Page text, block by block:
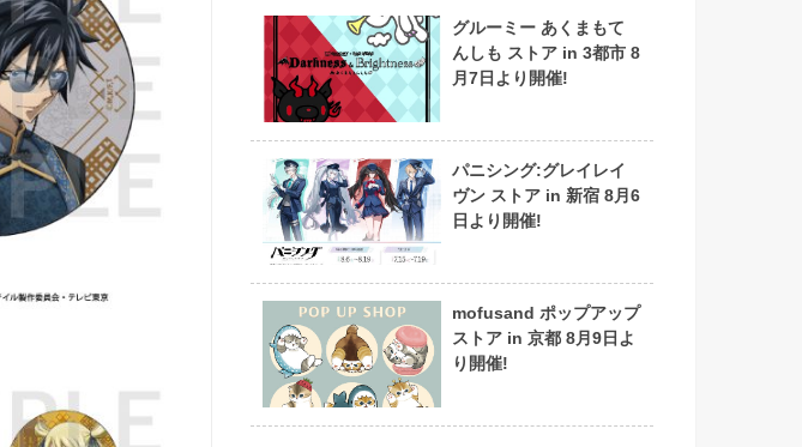
グルーミー あくまもて
んしも ストア in 3都市 8
月7日より開催!
パニシング:グレイレイ
ヴン ストア in 新宿 8月6
日より開催!
mofusand ポップアップ
ストア in 京都 8月9日よ
り開催!